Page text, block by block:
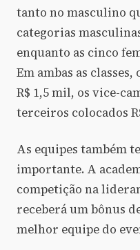
tanto no masculino
categorias
enquanto as cinco
Em ambas as
R$ 1,5 mil, os vice-
terceiros colocados
As equipes também
importante. A
competição na
receberá um bônus
melhor equipe do